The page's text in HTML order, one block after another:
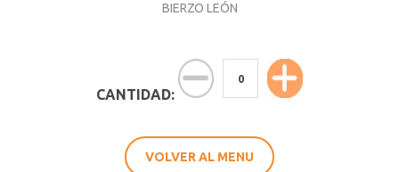
BIERZO LEÓN
CANTIDAD:
VOLVER AL MENU